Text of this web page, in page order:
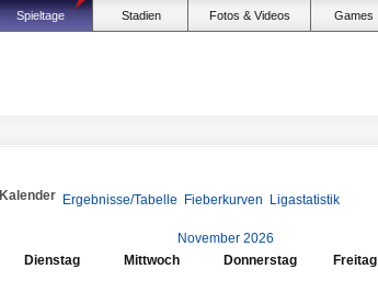
Spieltage Stadien Fotos & Videos Games
Kalender Ergebnisse/Tabelle Fieberkurven Ligastatistik
November 2026
Dienstag Mittwoch Donnerstag Freitag